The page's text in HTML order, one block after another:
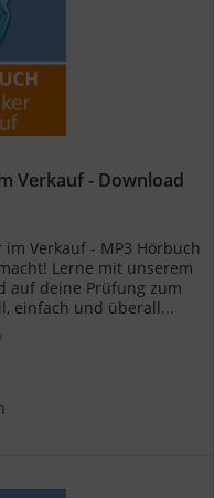
Verkauf - Download
Verkauf - MP3 Hörbuch
Lerne mit unserem
auf deine Prüfung zum
einfach und überall...